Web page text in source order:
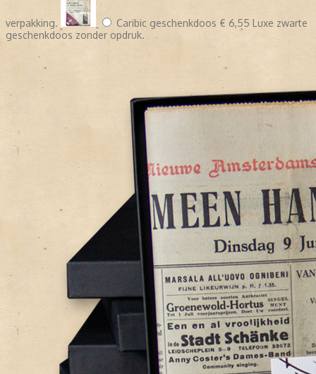
verpakking. Caribic geschenkdoos € 6,55 Luxe zwarte
geschenkdoos zonder opdruk.